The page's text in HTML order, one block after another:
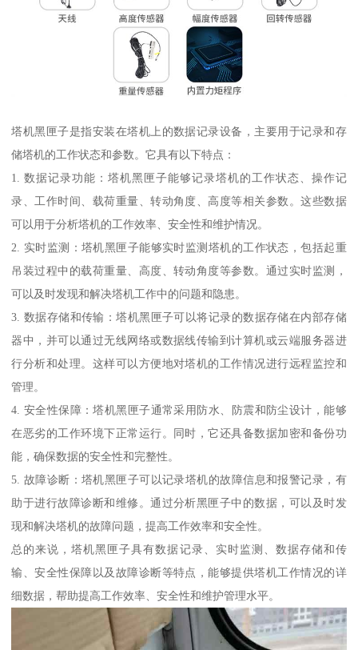
塔机黑匣子是指安装在塔机上的数据记录设备，主要用于记录和存
储塔机的工作状态和参数。它具有以下特点：
1. 数据记录功能：塔机黑匣子能够记录塔机的工作状态、操作记
录、工作时间、载荷重量、转动角度、高度等相关参数。这些数据
可以用于分析塔机的工作效率、安全性和维护情况。
2. 实时监测：塔机黑匣子能够实时监测塔机的工作状态，包括起重
吊装过程中的载荷重量、高度、转动角度等参数。通过实时监测，
可以及时发现和解决塔机工作中的问题和隐患。
3. 数据存储和传输：塔机黑匣子可以将记录的数据存储在内部存储
器中，并可以通过无线网络或数据线传输到计算机或云端服务器进
行分析和处理。这样可以方便地对塔机的工作情况进行远程监控和
管理。
4. 安全性保障：塔机黑匣子通常采用防水、防震和防尘设计，能够
在恶劣的工作环境下正常运行。同时，它还具备数据加密和备份功
能，确保数据的安全性和完整性。
5. 故障诊断：塔机黑匣子可以记录塔机的故障信息和报警记录，有
助于进行故障诊断和维修。通过分析黑匣子中的数据，可以及时发
现和解决塔机的故障问题，提高工作效率和安全性。
总的来说，塔机黑匣子具有数据记录、实时监测、数据存储和传
输、安全性保障以及故障诊断等特点，能够提供塔机工作情况的详
细数据，帮助提高工作效率、安全性和维护管理水平。